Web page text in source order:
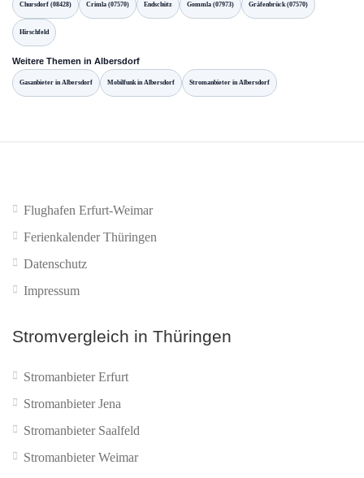
Chursdorf (08428) Crimla (07570) Endschütz Gommla (07973) Gräfenbrück (07570)
Hirschfeld
Weitere Themen in Albersdorf
Gasanbieter in Albersdorf Mobilfunk in Albersdorf Stromanbieter in Albersdorf
Flughafen Erfurt-Weimar
Ferienkalender Thüringen
Datenschutz
Impressum
Stromvergleich in Thüringen
Stromanbieter Erfurt
Stromanbieter Jena
Stromanbieter Saalfeld
Stromanbieter Weimar